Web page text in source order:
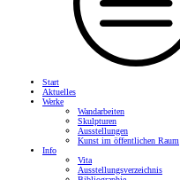
Start
Aktuelles
Werke
Wandarbeiten
Skulpturen
Ausstellungen
Kunst im öffentlichen Raum
Info
Vita
Ausstellungsverzeichnis